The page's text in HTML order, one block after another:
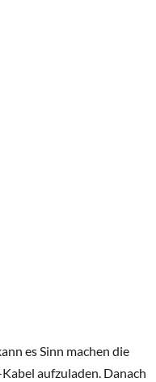
es Sinn machen die
aufzuladen. Danach